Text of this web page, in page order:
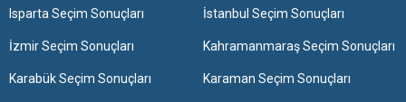
Isparta Seçim Sonuçları İstanbul Seçim Sonuçları
İzmir Seçim Sonuçları Kahramanmaraş Seçim Sonuçları
Karabük Seçim Sonuçları Karaman Seçim Sonuçları